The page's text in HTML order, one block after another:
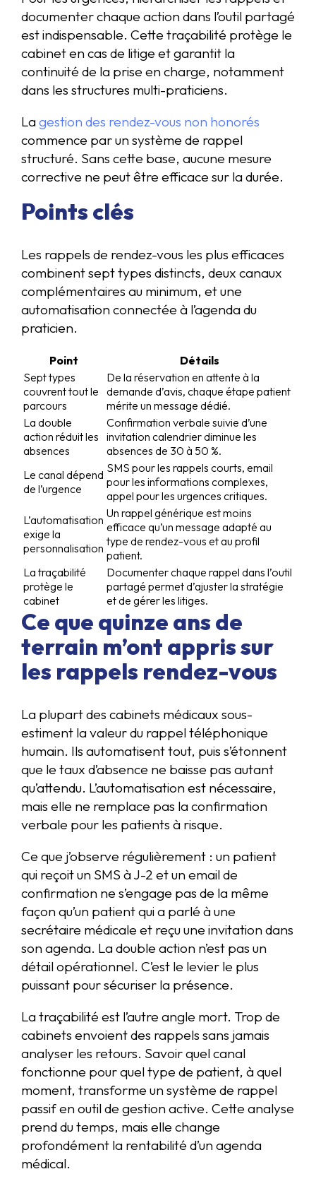
documenter chaque action dans l’outil partagé
est indispensable. Cette traçabilité protège le
cabinet en cas de litige et garantit la
continuité de la prise en charge, notamment
dans les structures multi-praticiens.
Lagestion des rendez-vous non honorés
commence par un système de rappel
structuré. Sans cette base, aucune mesure
corrective ne peut être efficace sur la durée.
Points clés
Les rappels de rendez-vous les plus efficaces
combinent sept types distincts, deux canaux
complémentaires au minimum, et une
automatisation connectée à l’agenda du
praticien.
Point
Détails
Sept types
couvrent tout le
parcours
De la réservation en attente à la
demande d’avis, chaque étape patient
mérite un message dédié.
La double
action réduit les
absences
Confirmation verbale suivie d’une
invitation calendrier diminue les
absences de 30 à 50 %.
Le canal dépend
de l’urgence
SMS pour les rappels courts, email
pour les informations complexes,
appel pour les urgences critiques.
L’automatisation
exige la
personnalisation
Un rappel générique est moins
efficace qu’un message adapté au
type de rendez-vous et au profil
patient.
La traçabilité
protège le
cabinet
Documenter chaque rappel dans l’outil
partagé permet d’ajuster la stratégie
et de gérer les litiges.
Ce que quinze ans de
terrain m’ont appris sur
les rappels rendez-vous
La plupart des cabinets médicaux sous-
estiment la valeur du rappel téléphonique
humain. Ils automatisent tout, puis s’étonnent
que le taux d’absence ne baisse pas autant
qu’attendu. L’automatisation est nécessaire,
mais elle ne remplace pas la confirmation
verbale pour les patients à risque.
Ce que j’observe régulièrement : un patient
qui reçoit un SMS à J-2 et un email de
confirmation ne s’engage pas de la même
façon qu’un patient qui a parlé à une
secrétaire médicale et reçu une invitation dans
son agenda. La double action n’est pas un
détail opérationnel. C’est le levier le plus
puissant pour sécuriser la présence.
La traçabilité est l’autre angle mort. Trop de
cabinets envoient des rappels sans jamais
analyser les retours. Savoir quel canal
fonctionne pour quel type de patient, à quel
moment, transforme un système de rappel
passif en outil de gestion active. Cette analyse
prend du temps, mais elle change
profondément la rentabilité d’un agenda
médical.